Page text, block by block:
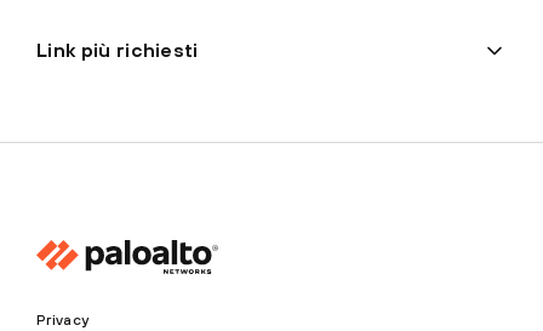
Link più richiesti
Privacy